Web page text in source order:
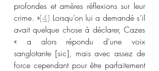
profondes et amères réflexions sur leur
crime. »[4] Lorsqu’on lui a demandé s’il
avait quelque chose à déclarer, Cazes
« a alors répondu d’une voix
sanglotante [sic], mais avec assez de
force cependant pour être parfaitement